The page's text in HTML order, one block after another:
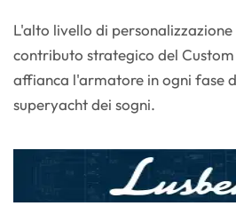
L'alto livello di
contributo strategico del
affianca l'armatore in ogni fase
superyacht dei sogni.